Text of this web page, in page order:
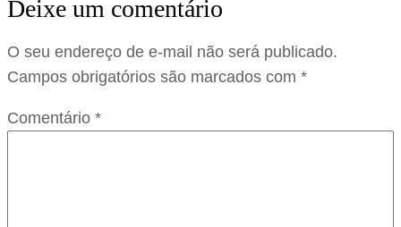
Deixe um comentário
O seu endereço de e-mail não será publicado.
Campos obrigatórios são marcados com *
Comentário *